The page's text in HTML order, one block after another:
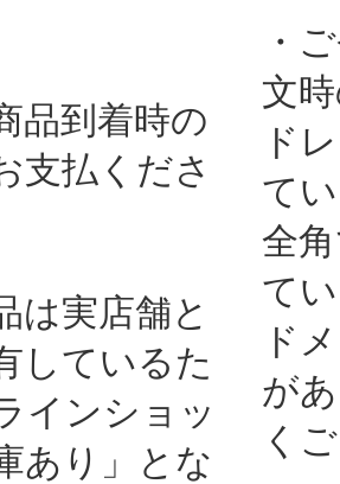
品到着時の
支払くださ
は実店舗と
しているた
インショッ
あり」とな
・
文
ド
て
全
て
ド
が
く